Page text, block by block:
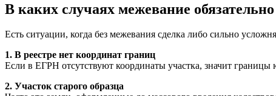
В каких случаях межевание
Есть ситуации, когда без межевания сделка либо сильно
1. В реестре нет координат границ
Если в ЕГРН отсутствуют координаты участка, значит
2. Участок старого образца